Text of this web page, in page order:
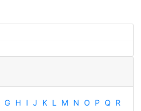
G H I J K L M N O P Q R